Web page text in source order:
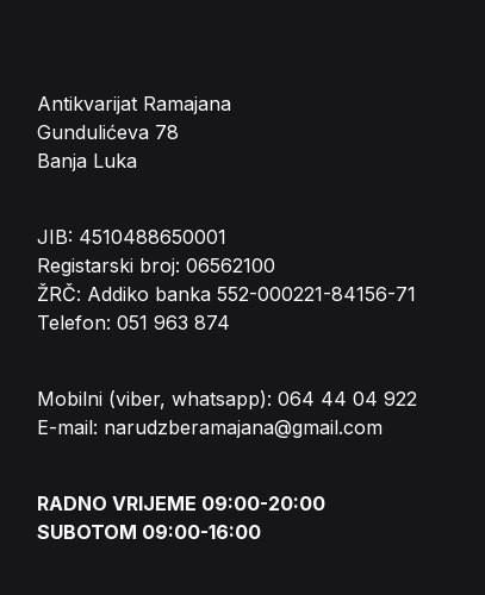
Antikvarijat Ramajana
Gundulićeva 78
Banja Luka
JIB: 4510488650001
Registarski broj: 06562100
ŽRČ: Addiko banka 552-000221-84156-71
Telefon: 051 963 874
Mobilni (viber, whatsapp): 064 44 04 922
E-mail: narudzberamajana@gmail.com
RADNO VRIJEME 09:00-20:00
SUBOTOM 09:00-16:00